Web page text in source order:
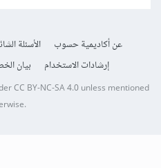
عن أكاديمية حسوب الأسئلة
إرشادات الاستخدام
بيان
CC BY-NC-SA 4.0unless mentioned